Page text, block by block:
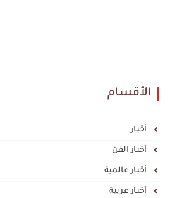
الأقسام
أخبار
أخبار الفن
أخبار عالمية
أخبار عربية